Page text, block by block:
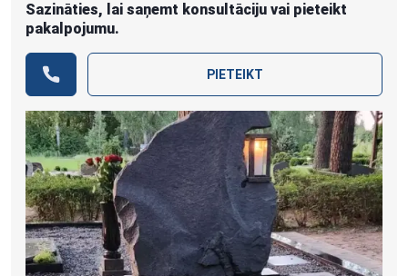
Sazināties, lai saņemt konsultāciju vai pieteikt
pakalpojumu.
PIETEIKT